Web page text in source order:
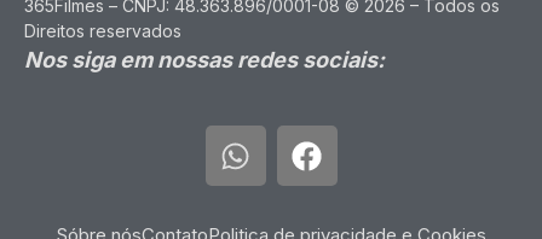
365Filmes – CNPJ: 48.363.896/0001-08 © 2026 – Todos os
Direitos reservados
Nos siga em nossas redes sociais: